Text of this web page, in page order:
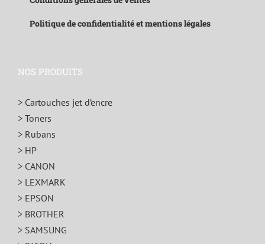
Politique de confidentialité et mentions légales
NOS PRODUITS
> Cartouches jet d’encre
> Toners
> Rubans
> HP
> CANON
> LEXMARK
> EPSON
> BROTHER
> SAMSUNG